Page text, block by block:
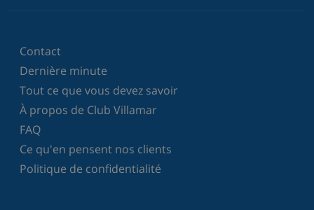
Contact
Dernière minute
Tout ce que vous devez savoir
À propos de Club Villamar
FAQ
Ce qu'en pensent nos clients
Politique de confidentialité